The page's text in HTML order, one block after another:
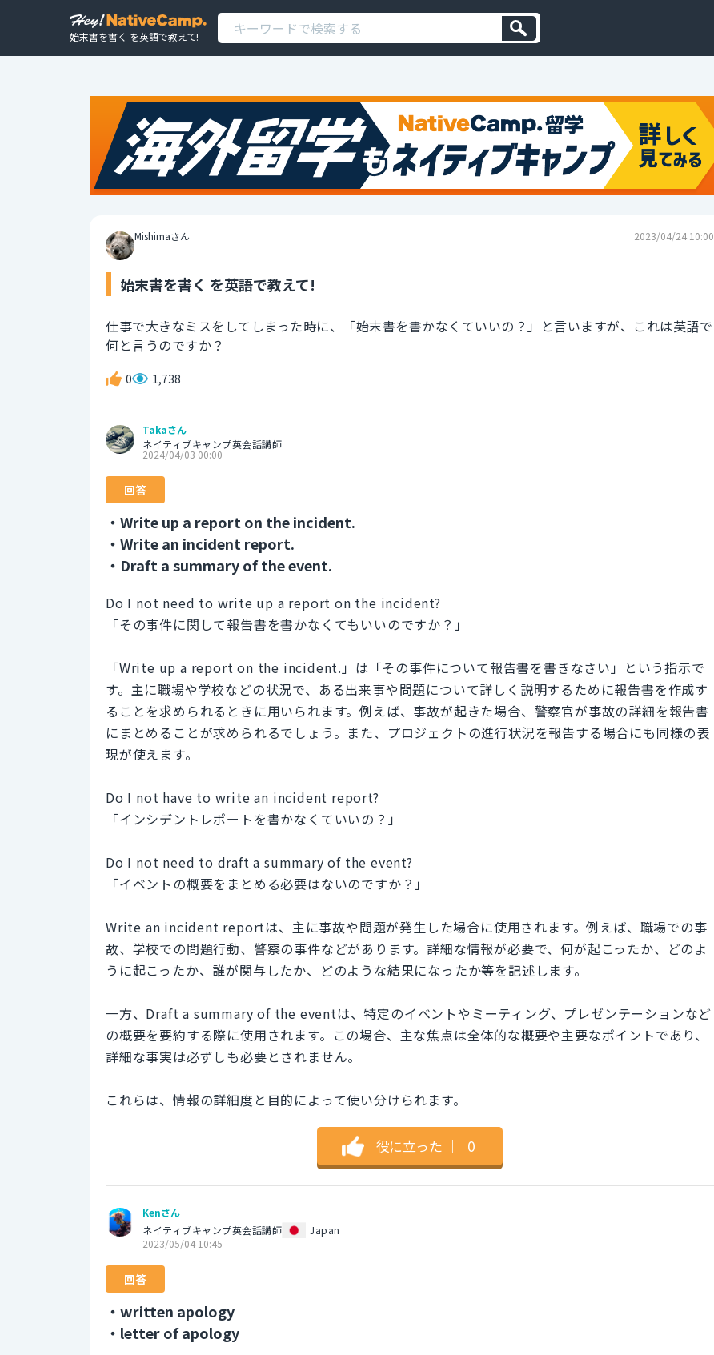
始末書を書く を英語で教えて!
Mishimaさん 2023/04/24 10:00
始末書を書く を英語で教えて!
仕事で大きなミスをしてしまった時に、「始末書を書かなくていいの？」と言いますが、これは英語で
何と言うのですか？
0 1,738
Takaさん
ネイティブキャンプ英会話講師
2024/04/03 00:00
回答
・Write up a report on the incident.
・Write an incident report.
・Draft a summary of the event.
Do I not need to write up a report on the incident?
「その事件に関して報告書を書かなくてもいいのですか？」
「Write up a report on the incident.」は「その事件について報告書を書きなさい」という指示で
す。主に職場や学校などの状況で、ある出来事や問題について詳しく説明するために報告書を作成す
ることを求められるときに用いられます。例えば、事故が起きた場合、警察官が事故の詳細を報告書
にまとめることが求められるでしょう。また、プロジェクトの進行状況を報告する場合にも同様の表
現が使えます。
Do I not have to write an incident report?
「インシデントレポートを書かなくていいの？」
Do I not need to draft a summary of the event?
「イベントの概要をまとめる必要はないのですか？」
Write an incident reportは、主に事故や問題が発生した場合に使用されます。例えば、職場での事
故、学校での問題行動、警察の事件などがあります。詳細な情報が必要で、何が起こったか、どのよ
うに起こったか、誰が関与したか、どのような結果になったか等を記述します。
一方、Draft a summary of the eventは、特定のイベントやミーティング、プレゼンテーションなど
の概要を要約する際に使用されます。この場合、主な焦点は全体的な概要や主要なポイントであり、
詳細な事実は必ずしも必要とされません。
これらは、情報の詳細度と目的によって使い分けられます。
役に立った ｜ 0
Kenさん
ネイティブキャンプ英会話講師
Japan
2023/05/04 10:45
回答
・written apology
・letter of apology